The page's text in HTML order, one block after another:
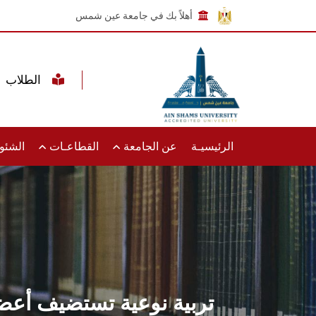
أهلاً بك في جامعة عين شمس
الرئيسيـة عن الجامعة القطاعـات
تربية نوعية تستضيف